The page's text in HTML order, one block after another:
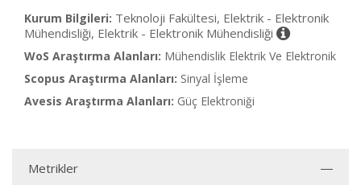
Kurum Bilgileri: Teknoloji Fakültesi, Elektrik - Elektronik
Mühendisliği, Elektrik - Elektronik Mühendisliği
WoS Araştırma Alanları: Mühendislik Elektrik Ve Elektronik
Scopus Araştırma Alanları: Sinyal İşleme
Avesis Araştırma Alanları: Güç Elektroniği
Metrikler